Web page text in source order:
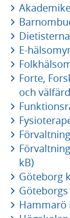
E-
Forte,
och
kB)
Göteborg
Hammarö